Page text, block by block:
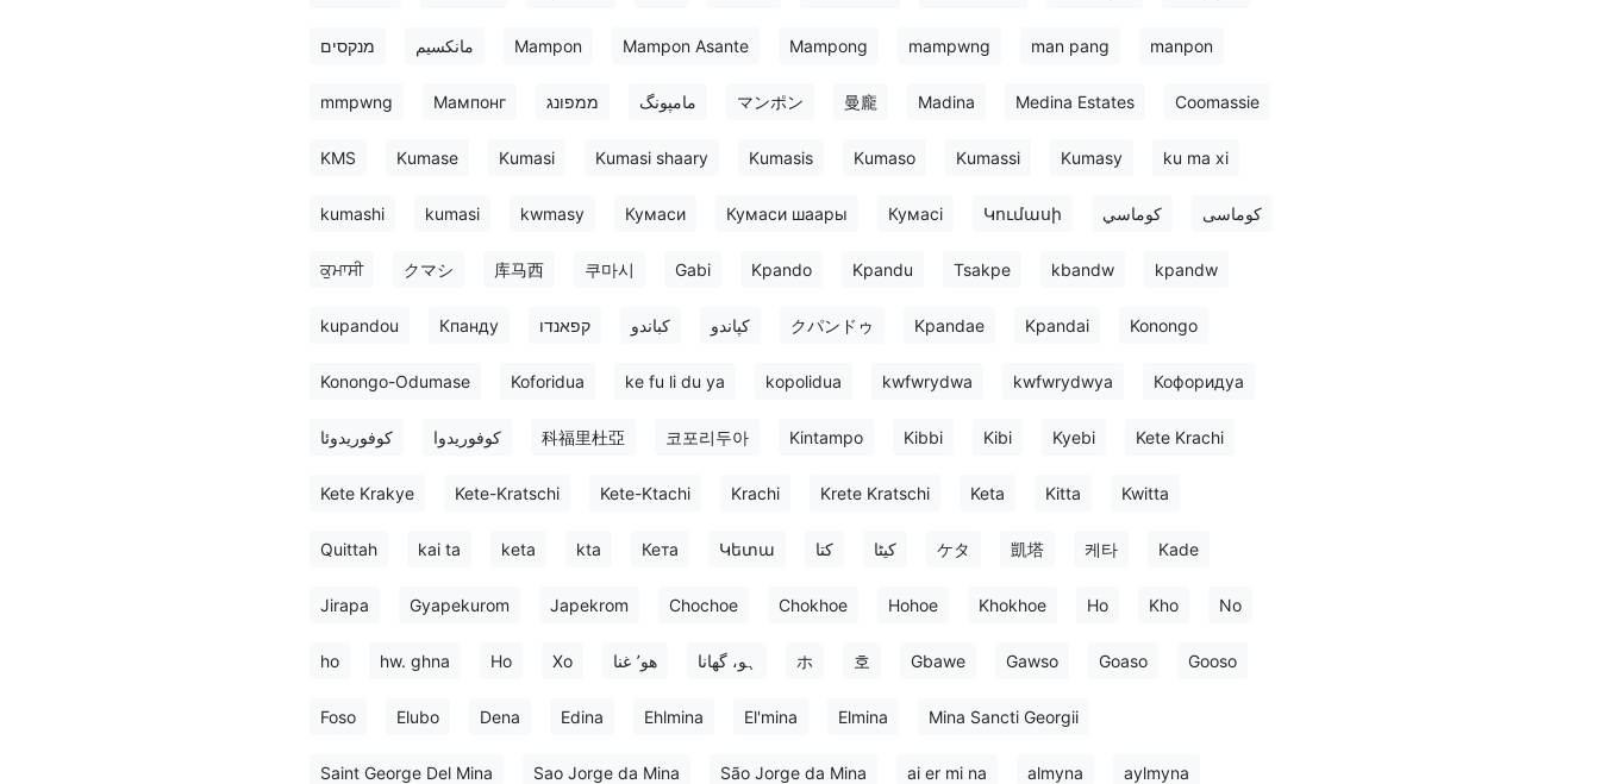
מנקסים مانكسيم Mampon Mampon Asante Mampong mampwng man pang manpon
mmpwng Мампонг ממפונג مامپونگ マンポン 曼龐 Madina Medina Estates Coomassie
KMS Kumase Kumasi Kumasi shaary Kumasis Kumaso Kumassi Kumasy ku ma xi
kumashi kumasi kwmasy Кумаси Кумаси шаары Кумасі Կումասի كوماسي کوماسی
ਕੁਮਾਸੀ クマシ 库马西 쿠마시 Gabi Kpando Kpandu Tsakpe kbandw kpandw
kupandou Кпанду קפאנדו كباندو کپاندو クパンドゥ Kpandae Kpandai Konongo
Konongo-Odumase Koforidua ke fu li du ya kopolidua kwfwrydwa kwfwrydwya Кофоридуа
کوفوریدوئا کوفوریدوا 科福里杜亞 코포리두아 Kintampo Kibbi Kibi Kyebi Kete Krachi
Kete Krakye Kete-Kratschi Kete-Ktachi Krachi Krete Kratschi Keta Kitta Kwitta
Quittah kai ta keta kta Кета Կետա کتا کیٹا ケタ 凱塔 케타 Kade
Jirapa Gyapekurom Japekrom Chochoe Chokhoe Hohoe Khokhoe Ho Kho No
ho hw. ghna Но Хо هو٬ غنا ہو، گھانا ホ 호 Gbawe Gawso Goaso Gooso
Foso Elubo Dena Edina Ehlmina El'mina Elmina Mina Sancti Georgii
Saint George Del Mina Sao Jorge da Mina São Jorge da Mina ai er mi na almyna aylmyna